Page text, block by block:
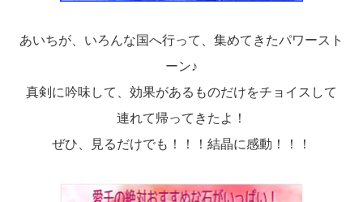
あいちが、いろんな国へ行って、集めてきたパワースト
ーン♪
真剣に吟味して、効果があるものだけをチョイスして
連れて帰ってきたよ！
ぜひ、見るだけでも！！！結晶に感動！！！